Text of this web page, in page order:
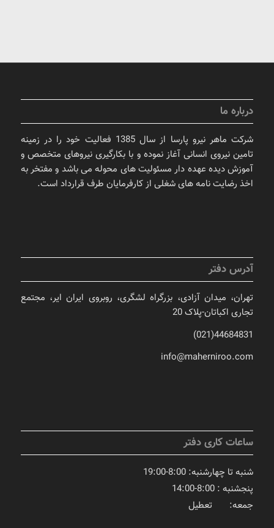
درباره ما
شرکت ماهر نیرو پارسا از سال 1385 فعالیت خود را در زمینه
تامین نیروی انسانی آغاز نموده و با بکارگیری نیروهای متخصص و
آموزش دیده عهده دار مسئولیت های محوله می باشد و مفتخر به
اخذ رضایت نامه های شغلی از کارفرمایان طرف قرارداد است.
آدرس دفتر
تهران، میدان آزادی، بزرگراه لشگری، روبروی ایران ایر، مجتمع
تجاری اکباتان-پلاک 20
44684831(021)
info@maherniroo.com
ساعات کاری دفتر
شنبه تا چهارشنبه: 8:00-19:00
پنجشنبه : 8:00-14:00
جمعه: تعطیل